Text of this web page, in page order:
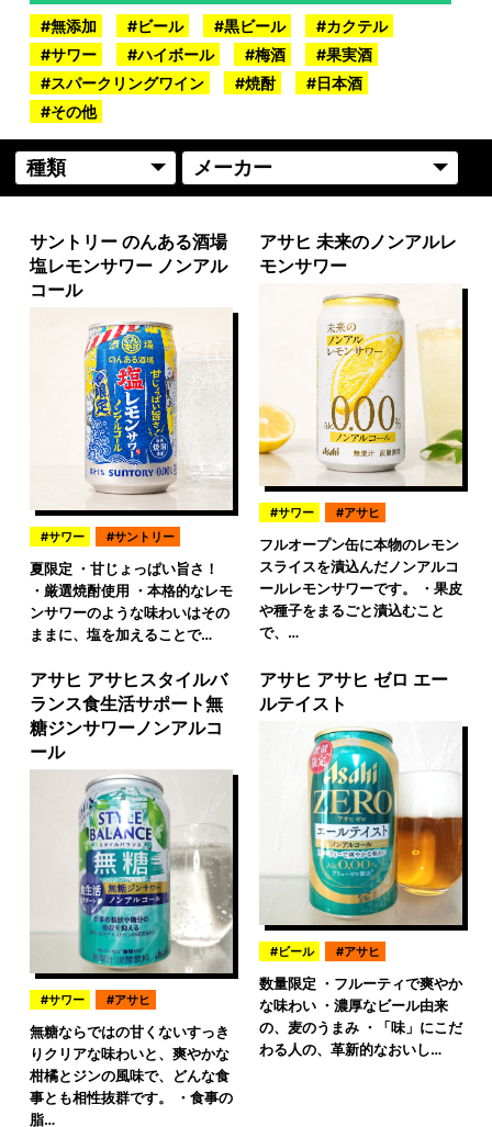
無添加 ビール 黒ビール
カクテル
サワー
ハイボール 梅酒
果実酒
スパークリングワイン
焼酎
日本酒
その他
サントリー のんある酒場
塩レモンサワー ノンアル
コール
サワー サントリー
夏限定 ・甘じょっぱい旨さ！
・厳選焼酎使用 ・本格的なレモ
ンサワーのような味わいはその
ままに、塩を加えることで…
アサヒ 未来のノンアルレ
モンサワー
サワー アサヒ
フルオープン缶に本物のレモン
スライスを漬込んだノンアルコ
ールレモンサワーです。 ・果皮
や種子をまるごと漬込むこと
で、…
アサヒ アサヒスタイルバ
ランス食生活サポート無
糖ジンサワーノンアルコ
ール
サワー アサヒ
無糖ならではの甘くないすっき
りクリアな味わいと、爽やかな
柑橘とジンの風味で、どんな食
事とも相性抜群です。 ・食事の
脂…
アサヒ アサヒ ゼロ エー
ルテイスト
ビール アサヒ
数量限定 ・フルーティで爽やか
な味わい ・濃厚なビール由来
の、麦のうまみ ・「味」にこだ
わる人の、革新的なおいし…